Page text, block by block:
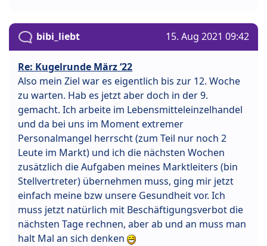
bibi_liebt 15. Aug 2021 09:42
Re: Kugelrunde März ‘22
Also mein Ziel war es eigentlich bis zur 12. Woche
zu warten. Hab es jetzt aber doch in der 9.
gemacht. Ich arbeite im Lebensmitteleinzelhandel
und da bei uns im Moment extremer
Personalmangel herrscht (zum Teil nur noch 2
Leute im Markt) und ich die nächsten Wochen
zusätzlich die Aufgaben meines Marktleiters (bin
Stellvertreter) übernehmen muss, ging mir jetzt
einfach meine bzw unsere Gesundheit vor. Ich
muss jetzt natürlich mit Beschäftigungsverbot die
nächsten Tage rechnen, aber ab und an muss man
halt Mal an sich denken